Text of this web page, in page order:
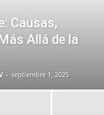
Causas,
Allá de la
- septiembre 1, 2025